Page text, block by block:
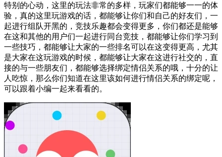
特别的心动，这里的玩法非常的多样，玩家们都能够一一的体
验，真的这里玩游戏的话，都能够让你们和自己的好友们，一
起进行组队开黑的，竞技乐趣都会变得更多，你们都还是能够
在这和其他的用户们一起进行同台竞技，都能够让你们学习到
一些技巧，都能够让大家的一些排名可以在这变得更高，尤其
是大家在这玩游戏的时候，都能够让大家在这进行社交的，直
接的与一些朋友们，都能够选择绑定情侣关系的哦，十分的让
人吃惊，那么你们知道在这里该如何进行情侣关系的绑定呢，
可以跟着小编一起来看看的。